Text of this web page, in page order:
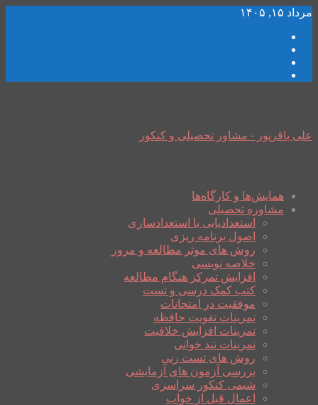
مرداد ۱۵, ۱۴۰۵
علی باقرپور - مشاور تحصیلی و کنکور
همایش‌ها و کارگاه‌ها
مشاوره تحصیلی
استعدادیابی یا استعدادسازی
اصول برنامه ریزی
روش های موثر مطالعه و مرور
خلاصه نویسی
افزایش تمرکز هنگام مطالعه
کتب کمک درسی و تست
موفقیت در امتحانات
تمرینات تقویت حافظه
تمرینات افزایش خلاقیت
تمرینات تند خوانی
روش های تست زنی
بررسی آزمون های آزمایشی
شیمی کنکور سراسری
اعمال قبل از خواب